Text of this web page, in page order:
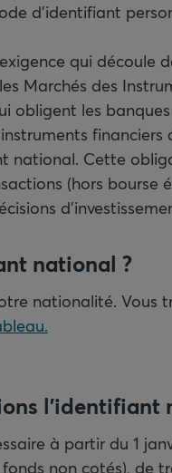
d'identifiant
qui découle
Marchés des
obligent les
national. Cette
(hors bourse
national ?
nationalité. Vous
l'identifiant
à partir du 1
non cotés), de